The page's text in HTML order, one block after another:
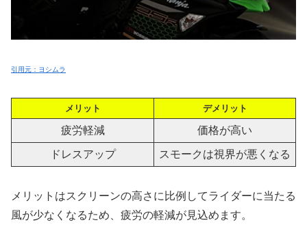
引用元：ヨシムラ
メリット デメリット
疲労軽減 価格が高い
ドレスアップ スモークは視界が悪くなる
メリットはスクリーンの高さに比例してライダーに当たる
風が少なくなるため、疲労の軽減が見込めます。